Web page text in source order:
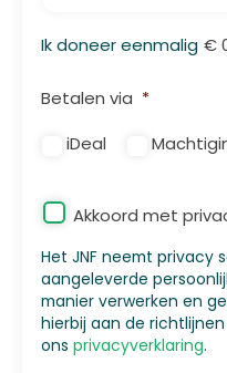
Ik doneer eenmalig €
Betalen via *
iDeal
Privacy *
Akkoord met
Het JNF neemt privacy
aangeleverde
manier verwerken en
hierbij aan de
ons privacyverklaring.